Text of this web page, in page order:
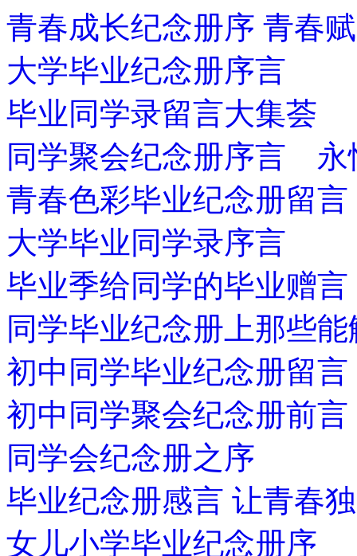
青春成长纪念册序 青春赋
大学毕业纪念册序言
毕业同学录留言大集荟
同学聚会纪念册序言 永
青春色彩毕业纪念册留言
大学毕业同学录序言
毕业季给同学的毕业赠言
同学毕业纪念册上那些
初中同学毕业纪念册留言
初中同学聚会纪念册前言
同学会纪念册之序
毕业纪念册感言 让青春
女儿小学毕业纪念册序